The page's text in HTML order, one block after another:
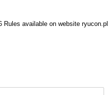
available on website ryucon.pl